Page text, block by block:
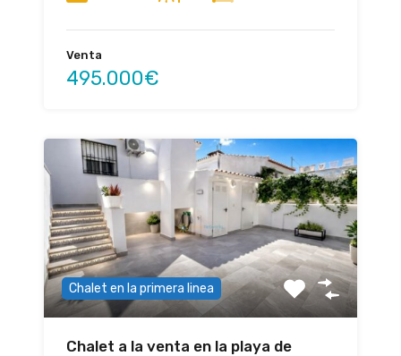
Venta
495.000€
Chalet en la primera linea
Chalet a la venta en la playa de